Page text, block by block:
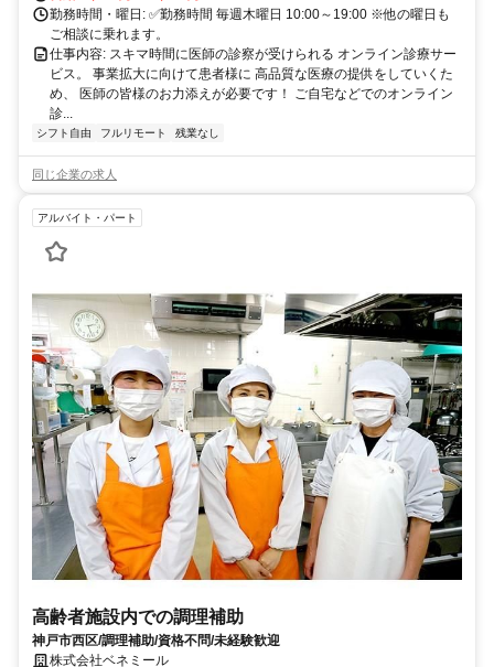
勤務時間・曜日: ✅勤務時間 毎週木曜日 10:00～19:00 ※他の曜日も
ご相談に乗れます。
仕事内容: スキマ時間に医師の診察が受けられる オンライン診療サー
ビス。 事業拡大に向けて患者様に 高品質な医療の提供をしていくた
め、 医師の皆様のお力添えが必要です！ ご自宅などでのオンライン
診...
シフト自由 フルリモート 残業なし
同じ企業の求人
アルバイト・パート
高齢者施設内での調理補助
神戸市西区/調理補助/資格不問/未経験歓迎
株式会社ベネミール